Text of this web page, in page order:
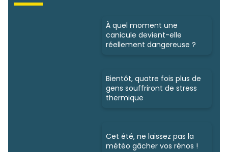
À quel moment une
canicule devient-elle
réellement dangereuse ?
Bientôt, quatre fois plus de
gens souffriront de stress
thermique
Cet été, ne laissez pas la
météo gâcher vos rénos !